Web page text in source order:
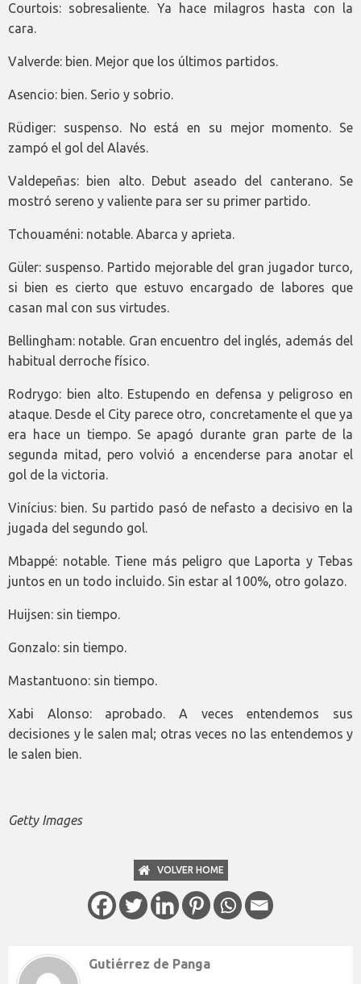
Courtois: sobresaliente. Ya hace milagros hasta con la
cara.
Valverde: bien. Mejor que los últimos partidos.
Asencio: bien. Serio y sobrio.
Rüdiger: suspenso. No está en su mejor momento. Se
zampó el gol del Alavés.
Valdepeñas: bien alto. Debut aseado del canterano. Se
mostró sereno y valiente para ser su primer partido.
Tchouaméni: notable. Abarca y aprieta.
Güler: suspenso. Partido mejorable del gran jugador turco,
si bien es cierto que estuvo encargado de labores que
casan mal con sus virtudes.
Bellingham: notable. Gran encuentro del inglés, además del
habitual derroche físico.
Rodrygo: bien alto. Estupendo en defensa y peligroso en
ataque. Desde el City parece otro, concretamente el que ya
era hace un tiempo. Se apagó durante gran parte de la
segunda mitad, pero volvió a encenderse para anotar el
gol de la victoria.
Vinícius: bien. Su partido pasó de nefasto a decisivo en la
jugada del segundo gol.
Mbappé: notable. Tiene más peligro que Laporta y Tebas
juntos en un todo incluido. Sin estar al 100%, otro golazo.
Huijsen: sin tiempo.
Gonzalo: sin tiempo.
Mastantuono: sin tiempo.
Xabi Alonso: aprobado. A veces entendemos sus
decisiones y le salen mal; otras veces no las entendemos y
le salen bien.
Getty Images
VOLVER HOME
Gutiérrez de Panga